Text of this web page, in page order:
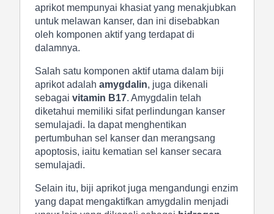
aprikot mempunyai khasiat yang menakjubkan
untuk melawan kanser, dan ini disebabkan
oleh komponen aktif yang terdapat di
dalamnya.
Salah satu komponen aktif utama dalam biji
aprikot adalah amygdalin, juga dikenali
sebagai vitamin B17. Amygdalin telah
diketahui memiliki sifat perlindungan kanser
semulajadi. Ia dapat menghentikan
pertumbuhan sel kanser dan merangsang
apoptosis, iaitu kematian sel kanser secara
semulajadi.
Selain itu, biji aprikot juga mengandungi enzim
yang dapat mengaktifkan amygdalin menjadi